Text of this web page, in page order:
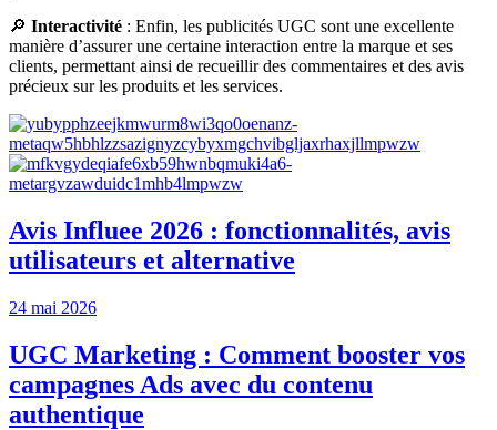
🔎 Interactivité : Enfin, les publicités UGC sont une excellente
manière d’assurer une certaine interaction entre la marque et ses
clients, permettant ainsi de recueillir des commentaires et des avis
précieux sur les produits et les services.
Avis Influee 2026 : fonctionnalités, avis
utilisateurs et alternative
24 mai 2026
UGC Marketing : Comment booster vos
campagnes Ads avec du contenu
authentique